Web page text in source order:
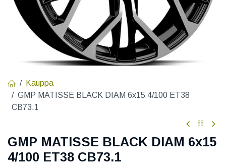
Kauppa
GMP MATISSE BLACK DIAM 6x15 4/100 ET38
CB73.1
GMP MATISSE BLACK DIAM 6x15
4/100 ET38 CB73.1